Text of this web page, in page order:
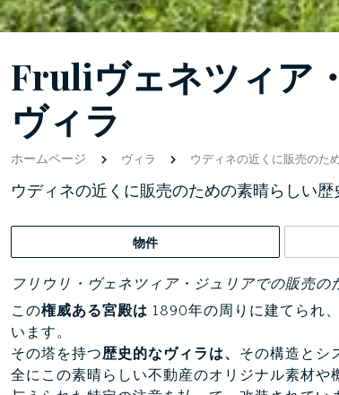
Fruliヴェネツィア
ヴィラ
ホームページ ヴィラ ウディネの近くに販売のた
ウディネの近くに販売のための素晴らしい
物件
フリウリ・ヴェネツィア・ジュリアでの販売の
この権威ある宮殿は 1890年の周りに建てられ
います。
その塔を持つ歴史的なヴィラは、 その構造とシ
全にこの素晴らしい不動産のオリジナル素材